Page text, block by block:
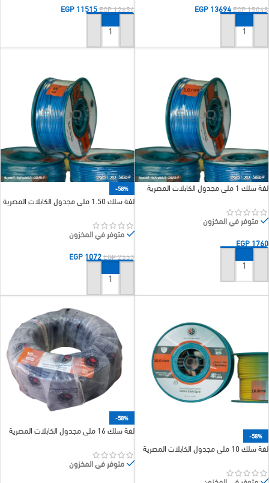
EGP15048
EGP13694
إضافة إلى السلة
EGP12654
EGP11515
إضافة إلى السلة
لفة سلك 1 ملى مجدول الكابلات المصرية
متوفر في المخزون
EGP1760
إضافة إلى السلة
-58%
لفة سلك 1.50 ملى مجدول الكابلات المصرية
متوفر في المخزون
EGP2553
EGP1072
إضافة إلى السلة
-58%
لفة سلك 10 ملى مجدول الكابلات المصرية
-58%
لفة سلك 16 ملى مجدول الكابلات المصرية
متوفر في المخزون